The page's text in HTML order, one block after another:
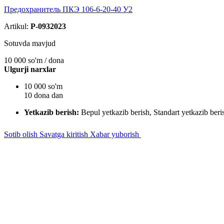
Предохранитель ПКЭ 106-6-20-40 У2
Artikul: P-0932023
Sotuvda mavjud
10 000 so'm / dona
Ulgurji narxlar
10 000 so'm
10 dona dan
Yetkazib berish: Bepul yetkazib berish, Standart yetkazib
Sotib olish Savatga kiritish Xabar yuborish